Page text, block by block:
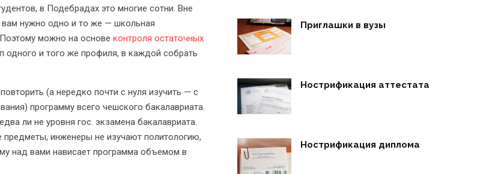
в Подебрадах это многие сотни. Вне
вам нужно одно и то же — школьная
можно на основе контроля остаточных
одного и того же профиля, в каждой собрать
(а нередко почти с нуля изучить — с
программу всего чешского бакалавриата.
ли не уровня гос. экзамена бакалавриата.
инженеры не изучают политологию,
над вами нависает программа объемом в
Приглашки в вузы
Нострификация аттестата
Нострификация диплома